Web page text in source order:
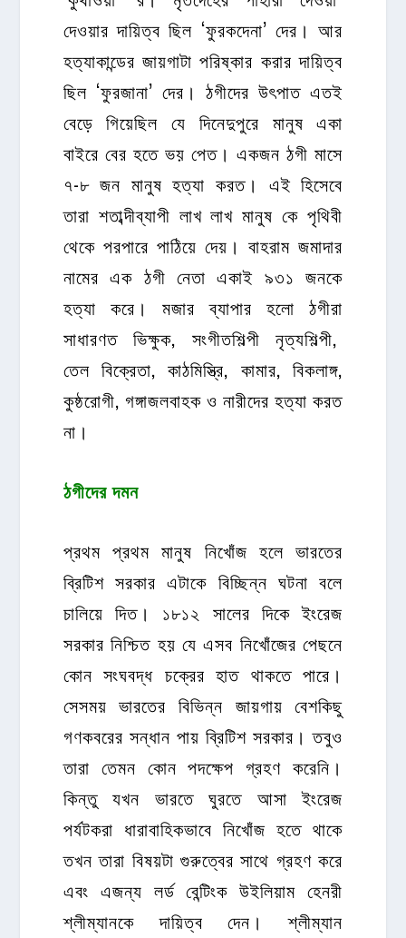
দেওয়ার দায়িত্ব ছিল ‘ফুরকদেনা’ দের। আর
হত্যাকান্ডের জায়গাটা পরিষ্কার করার দায়িত্ব
ছিল ‘ফুরজানা’ দের। ঠগীদের উৎপাত এতই
বেড়ে গিয়েছিল যে দিনেদুপুরে মানুষ একা
বাইরে বের হতে ভয় পেত। একজন ঠগী মাসে
৭-৮ জন মানুষ হত্যা করত। এই হিসেবে
তারা শতাব্দীব্যাপী লাখ লাখ মানুষ কে পৃথিবী
থেকে পরপারে পাঠিয়ে দেয়। বাহরাম জমাদার
নামের এক ঠগী নেতা একাই ৯৩১ জনকে
হত্যা করে। মজার ব্যাপার হলো ঠগীরা
সাধারণত ভিক্ষুক, সংগীতশিল্পী নৃত্যশিল্পী,
তেল বিক্রেতা, কাঠমিস্ত্রি, কামার, বিকলাঙ্গ,
কুষ্ঠরোগী, গঙ্গাজলবাহক ও নারীদের হত্যা করত
না।
ঠগীদের দমন
প্রথম প্রথম মানুষ নিখোঁজ হলে ভারতের
ব্রিটিশ সরকার এটাকে বিচ্ছিন্ন ঘটনা বলে
চালিয়ে দিত। ১৮১২ সালের দিকে ইংরেজ
সরকার নিশ্চিত হয় যে এসব নিখোঁজের পেছনে
কোন সংঘবদ্ধ চক্রের হাত থাকতে পারে।
সেসময় ভারতের বিভিন্ন জায়গায় বেশকিছু
গণকবরের সন্ধান পায় ব্রিটিশ সরকার। তবুও
তারা তেমন কোন পদক্ষেপ গ্রহণ করেনি।
কিন্তু যখন ভারতে ঘুরতে আসা ইংরেজ
পর্যটকরা ধারাবাহিকভাবে নিখোঁজ হতে থাকে
তখন তারা বিষয়টা গুরুত্বের সাথে গ্রহণ করে
এবং এজন্য লর্ড বেন্টিংক উইলিয়াম হেনরী
শ্লীম্যানকে দায়িত্ব দেন। শ্লীম্যান